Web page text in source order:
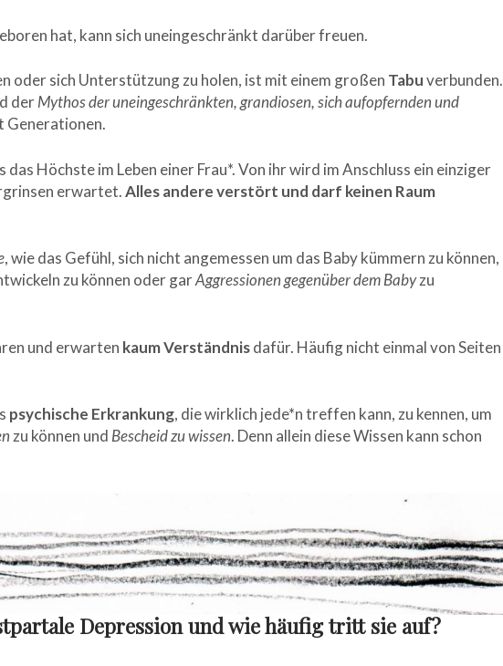
hat, kann sich uneingeschränkt darüber freuen.
oder sich Unterstützung zu holen, ist mit einem großen Tabuverbunden.
derMythos der uneingeschränkten, grandiosen, sich aufopfernden und
Generationen.
das Höchste im Leben einer Frau*. Von ihr wird im Anschluss ein einziger
erwartet.Alles andere verstört und darf keinen Raum
, wie das Gefühl, sich nicht angemessen um das Baby kümmern zu können,
zu können oder garAggressionen gegenüber dem Babyzu
und erwarten kaum Verständnisdafür. Häufig nicht einmal von Seiten
psychische Erkrankung, die wirklich jede*n treffen kann, zu kennen, um
zu können und Bescheid zu wissen. Denn allein diese Wissen kann schon
Depression und wie häufig tritt sie auf?